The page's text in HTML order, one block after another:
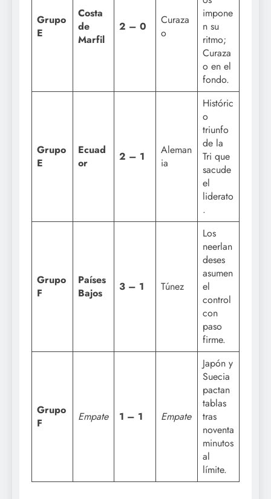
Grupo
E
Costa
de
Marfil
2 – 0
Curaza
o
impone
n su
ritmo;
Curaza
o en el
fondo.
Grupo
E
Ecuad
or
2 – 1
Aleman
ia
Históric
o
triunfo
de la
Tri que
sacude
el
liderato
.
Grupo
F
Países
Bajos
3 – 1 Túnez
Los
neerlan
deses
asumen
el
control
con
paso
firme.
Grupo
F
Empate 1 – 1 Empate
Japón y
Suecia
pactan
tablas
tras
noventa
minutos
al
límite.